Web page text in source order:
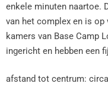
enkele minuten naartoe.
van het complex en is
kamers van Base Camp
ingericht en hebben een
afstand tot centrum: